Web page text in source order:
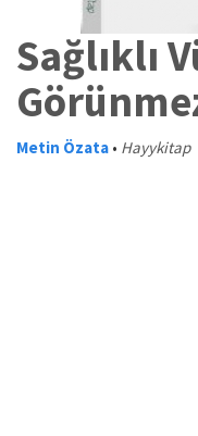
Sağlıklı
Metin Özata • Hayykitap